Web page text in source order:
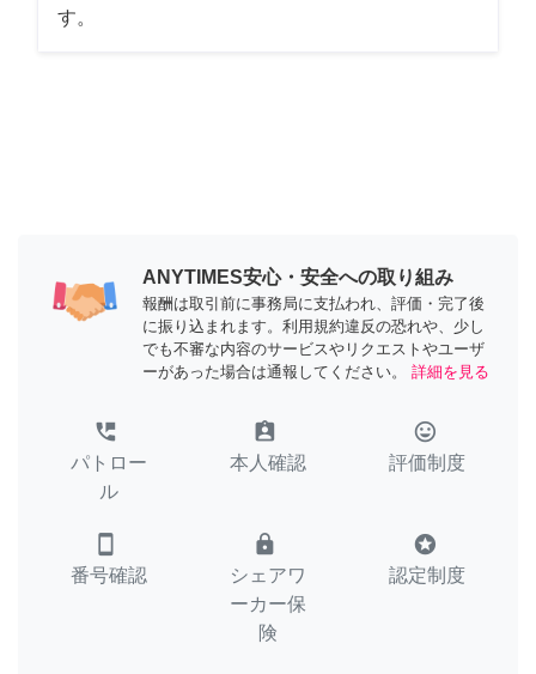
す。
ANYTIMES安心・安全への取り組み
報酬は取引前に事務局に支払われ、評価・完了後
に振り込まれます。利用規約違反の恐れや、少し
でも不審な内容のサービスやリクエストやユーザ
ーがあった場合は通報してください。
詳細を見る
perm_phone_msg
パトロー
ル
assignment_ind
本人確認
tag_faces
評価制度
smartphone
番号確認
lock
シェアワ
ーカー保
険
stars
認定制度